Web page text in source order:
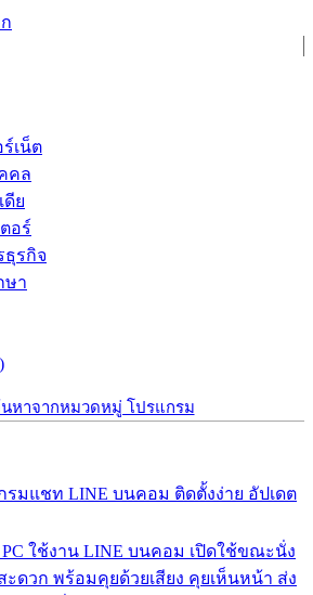
เน็ต
คล
ดีย
อร์
ธุรกิจ
ษา
หาจากหมวดหมู่ โปรแกรม
รมแชท LINE บนคอม ติดตั้งง่าย อัปเดต
ใช้งาน LINE บนคอม เปิดใช้ขณะนั่ง
ะดวก พร้อมคุยด้วยเสียง คุยเห็นหน้า ส่ง